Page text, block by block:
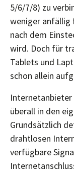
5/6/7/8) zu
weniger anfällig
nach dem
wird. Doch für
Tablets und
schon allein
Internetanbieter
überall in den
Grundsätzlich
drahtlosen
verfügbare